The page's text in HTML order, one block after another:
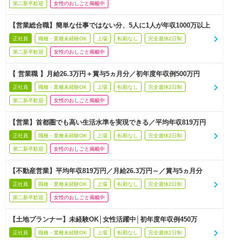
第二新卒歓迎 女性のおしごと掲載中
【営業総合職】簡単な仕事ではない分、5人に1人が年収1000万以上
正社員 職種・業種未経験OK 上場 転勤なし 完全週休2日制
第二新卒歓迎 女性のおしごと掲載中
【 営業職 】月給26.3万円＋賞与5ヵ月分／初年度年収例500万円
正社員 職種・業種未経験OK 上場 転勤なし 完全週休2日制
第二新卒歓迎 女性のおしごと掲載中
【営業】首都圏でも高い生活水準を実現できる／平均年収819万円
正社員 職種・業種未経験OK 上場 転勤なし 完全週休2日制
第二新卒歓迎 女性のおしごと掲載中
【不動産営業】平均年収819万円／月給26.3万円～／賞与5ヵ月分
正社員 職種・業種未経験OK 上場 転勤なし 完全週休2日制
第二新卒歓迎 女性のおしごと掲載中
【土地プランナー】未経験OK│女性活躍中│初年度年収例450万
正社員 職種・業種未経験OK 上場 転勤なし 完全週休2日制